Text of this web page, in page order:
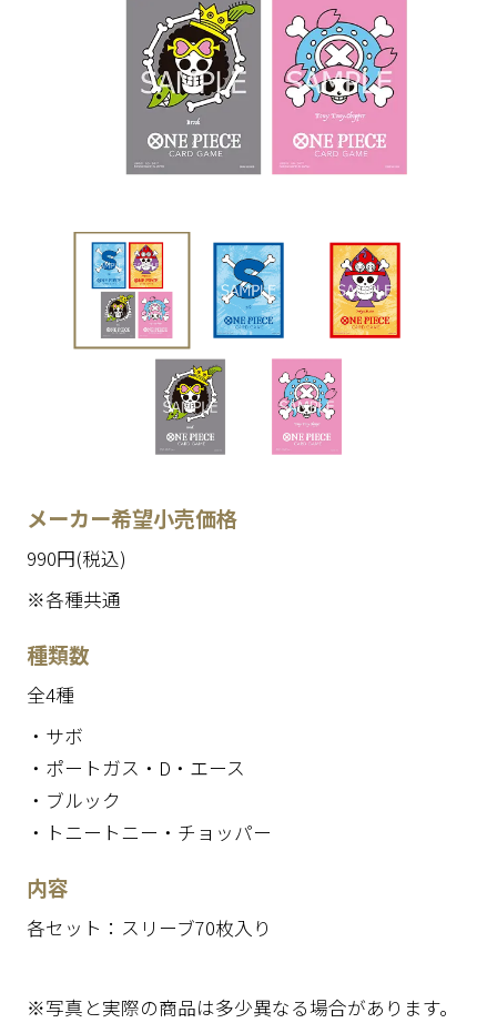
メーカー希望小売価格
990円(税込)
※各種共通
種類数
全4種
・サボ
・ポートガス・D・エース
・ブルック
・トニートニー・チョッパー
内容
各セット：スリーブ70枚入り
※写真と実際の商品は多少異なる場合があります。